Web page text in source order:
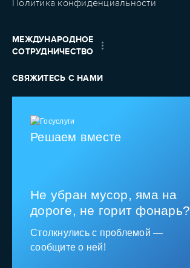
Политика конфиденциальности
МЕЖДУНАРОДНОЕ
СОТРУДНИЧЕСТВО
СВЯЖИТЕСЬ С НАМИ
Решаем вместе
Не убран мусор, яма на
дороге, не горит фонарь?
Столкнулись с проблемой —
сообщите о ней!